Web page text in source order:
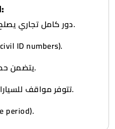
المواصفات والمميزات:
دور كامل تجاري يصلح لأنشطة تجارية متعددة.
(7 civil ID numbers).
يتضمن حماماً ومطبخاً خاصاً بالدور.
تتوفر مواقف للسيارات مقابل المبنى مباشرة.
period).